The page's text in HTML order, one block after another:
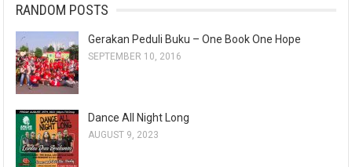
RANDOM POSTS
Gerakan Peduli Buku – One Book One Hope
SEPTEMBER 10, 2016
Dance All Night Long
AUGUST 9, 2023